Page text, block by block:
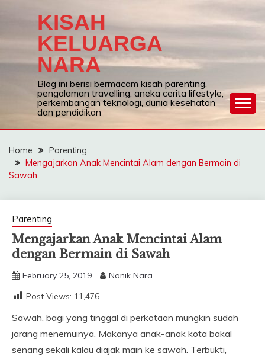
KISAH
KELUARGA
NARA
Blog ini berisi bermacam kisah parenting,
pengalaman travelling, aneka cerita lifestyle,
perkembangan teknologi, dunia kesehatan
dan pendidikan
Home
Parenting
Mengajarkan Anak Mencintai Alam dengan Bermain di
Sawah
Parenting
Mengajarkan Anak Mencintai Alam
dengan Bermain di Sawah
February 25, 2019
Nanik Nara
Post Views: 11,476
Sawah, bagi yang tinggal di perkotaan mungkin sudah
jarang menemuinya. Makanya anak-anak kota bakal
senang sekali kalau diajak main ke sawah. Terbukti,